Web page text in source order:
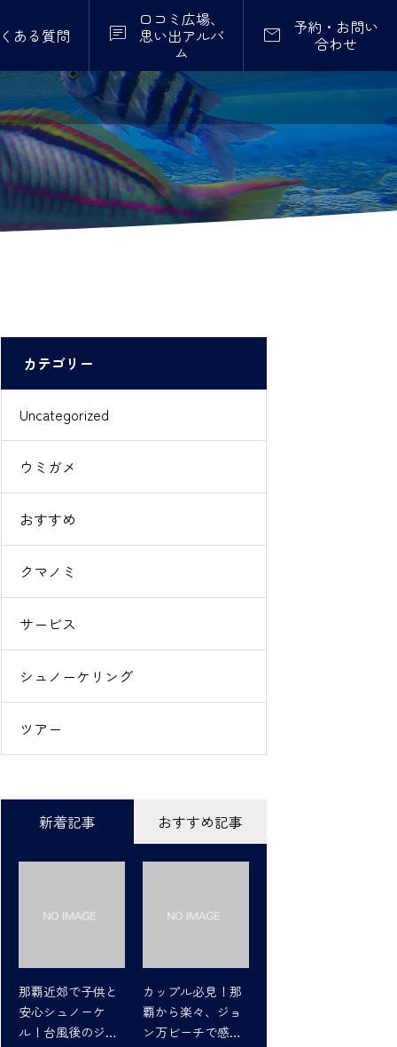
ある質問 
口コミ広場、
思い出アルバ
ム
 予約・お問い
合わせ
カテゴリー
Uncategorized
ウミガメ
おすすめ
クマノミ
サービス
シュノーケリング
ツアー
新着記事 おすすめ記事
那覇近郊で子供と
安心シュノーケ
ル！台風後のジョ
カップル必見！那
覇から楽々、ジョ
ン万ビーチで感動